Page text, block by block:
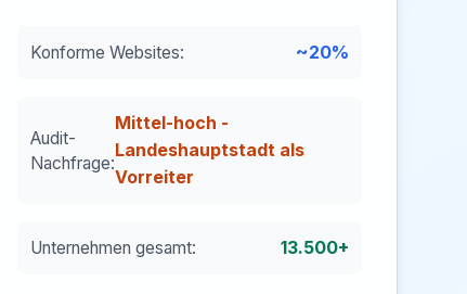
Konforme Websites: ~20%
Audit-
Nachfrage:
Mittel-hoch -
Landeshauptstadt als
Vorreiter
Unternehmen gesamt: 13.500+